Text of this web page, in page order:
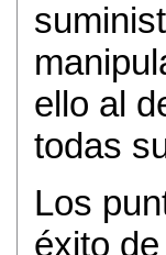
ello al
todas
Los
éxito